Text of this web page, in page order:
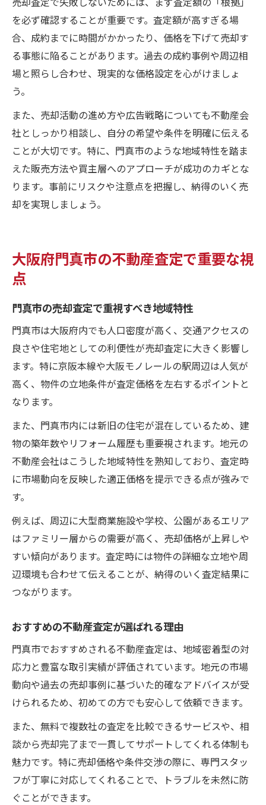
を必ず確認することが重要です。査定額が高すぎる場
合、成約までに時間がかかったり、価格を下げて売却す
る事態に陥ることがあります。過去の成約事例や周辺相
場と照らし合わせ、現実的な価格設定を心がけましょ
う。
また、売却活動の進め方や広告戦略についても不動産会
社としっかり相談し、自分の希望や条件を明確に伝える
ことが大切です。特に、門真市のような地域特性を踏ま
えた販売方法や買主層へのアプローチが成功のカギとな
ります。事前にリスクや注意点を把握し、納得のいく売
却を実現しましょう。
大阪府門真市の不動産査定で重要な視
点
門真市の売却査定で重視すべき地域特性
門真市は大阪府内でも人口密度が高く、交通アクセスの
良さや住宅地としての利便性が売却査定に大きく影響し
ます。特に京阪本線や大阪モノレールの駅周辺は人気が
高く、物件の立地条件が査定価格を左右するポイントと
なります。
また、門真市内には新旧の住宅が混在しているため、建
物の築年数やリフォーム履歴も重要視されます。地元の
不動産会社はこうした地域特性を熟知しており、査定時
に市場動向を反映した適正価格を提示できる点が強みで
す。
例えば、周辺に大型商業施設や学校、公園があるエリア
はファミリー層からの需要が高く、売却価格が上昇しや
すい傾向があります。査定時には物件の詳細な立地や周
辺環境も合わせて伝えることが、納得のいく査定結果に
つながります。
おすすめの不動産査定が選ばれる理由
門真市でおすすめされる不動産査定は、地域密着型の対
応力と豊富な取引実績が評価されています。地元の市場
動向や過去の売却事例に基づいた的確なアドバイスが受
けられるため、初めての方でも安心して依頼できます。
また、無料で複数社の査定を比較できるサービスや、相
談から売却完了まで一貫してサポートしてくれる体制も
魅力です。特に売却価格や条件交渉の際に、専門スタッ
フが丁寧に対応してくれることで、トラブルを未然に防
ぐことができます。